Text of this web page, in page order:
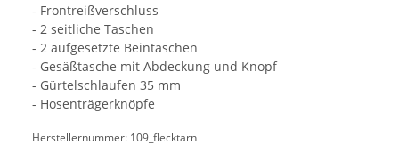
- Frontreißverschluss
- 2 seitliche Taschen
- 2 aufgesetzte Beintaschen
- Gesäßtasche mit Abdeckung und Knopf
- Gürtelschlaufen 35 mm
- Hosenträgerknöpfe
Herstellernummer: 109_flecktarn